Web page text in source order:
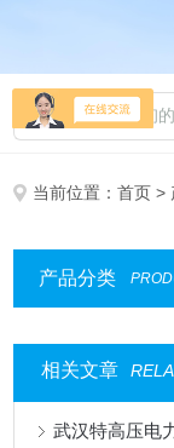
当前位置：首页 >
产品分类
相关文章